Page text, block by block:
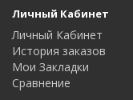
Личный Кабинет
Личный Кабинет
История заказов
Мои Закладки
Сравнение